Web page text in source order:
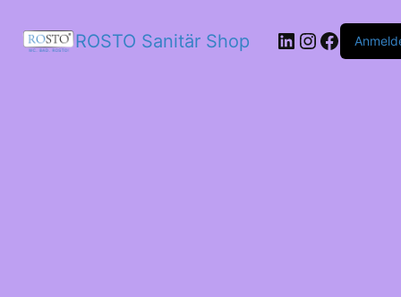
ROSTO Sanitär Shop LinkedIn
Instagram